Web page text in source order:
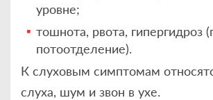
уровне;
тошнота, рвота, гипергидроз
потоотделение).
К слуховым симптомам
слуха, шум и звон в ухе.